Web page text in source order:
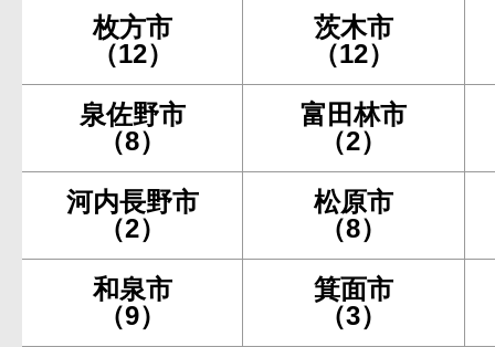
枚方市
（12）
茨木市
（12）
泉佐野市
（8）
富田林市
（2）
河内長野市
（2）
松原市
（8）
和泉市
（9）
箕面市
（3）